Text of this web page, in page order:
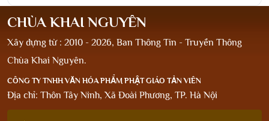
CHÙA KHAI NGUYÊN
Xây dựng từ : 2010 - 2026, Ban Thông Tin - Truyền Thông
Chùa Khai Nguyên.
CÔNG TY TNHH VĂN HÓA PHẨM PHẬT GIÁO TẢN VIÊN
Địa chỉ: Thôn Tây Ninh, Xã Đoài Phương, TP. Hà Nội